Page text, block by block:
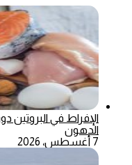
الإفراط في البروتين
الدهون
7 أغسطس، 2026